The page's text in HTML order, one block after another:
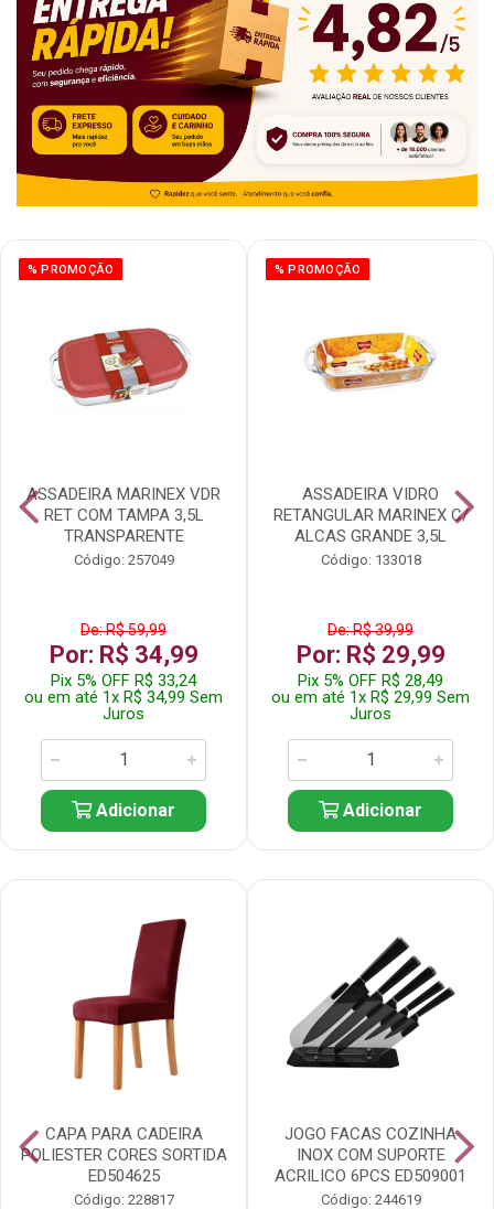
% PROMOÇÃO
ASSADEIRA MARINEX VDR
RET COM TAMPA 3,5L
TRANSPARENTE
Código: 257049
De: R$ 59,99
Por: R$ 34,99
Pix 5% OFF R$ 33,24
ou em até 1x R$ 34,99 Sem
Juros
Adicionar
% PROMOÇÃO
ASSADEIRA VIDRO
RETANGULAR MARINEX C/
ALCAS GRANDE 3,5L
Código: 133018
De: R$ 39,99
Por: R$ 29,99
Pix 5% OFF R$ 28,49
ou em até 1x R$ 29,99 Sem
Juros
Adicionar
CAPA PARA CADEIRA
POLIESTER CORES SORTIDA
ED504625
Código: 228817
JOGO FACAS COZINHA
INOX COM SUPORTE
ACRILICO 6PCS ED509001
Código: 244619